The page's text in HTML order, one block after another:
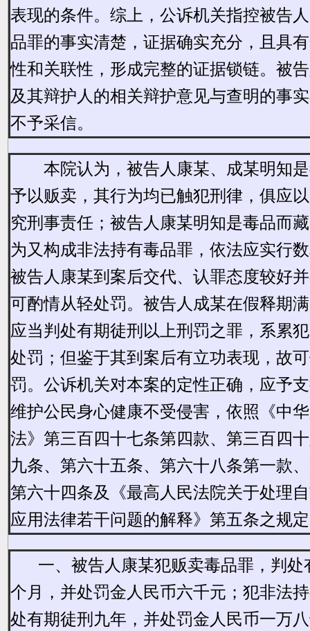
表现的条件。综上，公诉机关指控被告
品罪的事实清楚，证据确实充分，且具
性和关联性，形成完整的证据锁链。被
及其辩护人的相关辩护意见与查明的事
不予采信。
本院认为，被告人康某、成某明知
予以贩卖，其行为均已触犯刑律，俱应
究刑事责任；被告人康某明知是毒品而
为又构成非法持有毒品罪，依法应实行
被告人康某到案后交代、认罪态度较好
可酌情从轻处罚。 被告人成某在假释期
应当判处有期徒刑以上刑罚之罪，系累
处罚；但鉴于其到案后有立功表现，故
罚。 公诉机关对本案的定性正确，应予
维护公民身心健康不受侵害，依照《中
法》第三百四十七条第四款、第三百四
九条、第六十五条、第六十八条第一款
第六十四条及《最高人民法院关于处理
应用法律若干问题的解释》第五条之规
一、被告人康某犯贩卖毒品罪，判
个月，并处罚金人民币六千元；犯非法
处有期徒刑九年，并处罚金人民币一万